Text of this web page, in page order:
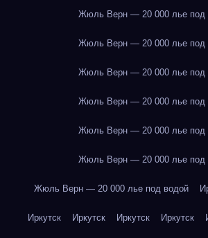
Жюль Верн — 20 000 лье под
Жюль Верн — 20 000 лье под
Жюль Верн — 20 000 лье под
Жюль Верн — 20 000 лье под
Жюль Верн — 20 000 лье под
Жюль Верн — 20 000 лье под
Жюль Верн — 20 000 лье под водой
Иркутск Иркутск Иркутск Иркутск